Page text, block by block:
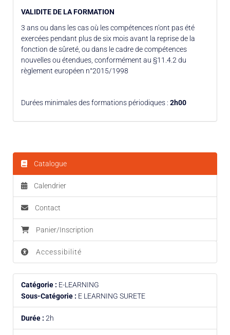
VALIDITE DE LA FORMATION
3 ans ou dans les cas où les compétences n'ont pas été
exercées pendant plus de six mois avant la reprise de la
fonction de sûreté, ou dans le cadre de compétences
nouvelles ou étendues, conformément au §11.4.2 du
règlement européen n°2015/1998
Durées minimales des formations périodiques : 2h00
Catalogue
Calendrier
Contact
Panier/Inscription
Accessibilité
Catégorie : E-LEARNING
Sous-Catégorie : E LEARNING SURETE
Durée : 2h